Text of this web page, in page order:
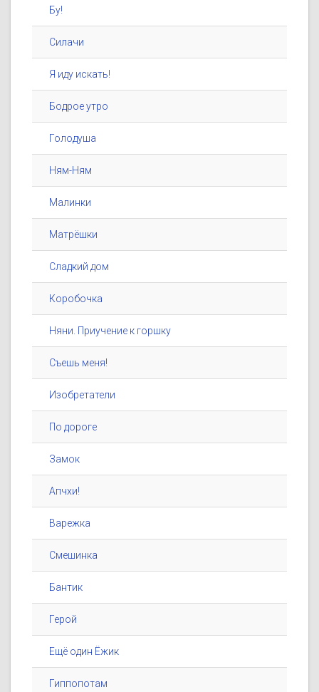
Бу!
Силачи
Я иду искать!
Бодрое утро
Голодуша
Ням-Ням
Малинки
Матрёшки
Сладкий дом
Коробочка
Няни. Приучение к горшку
Съешь меня!
Изобретатели
По дороге
Замок
Апчхи!
Варежка
Смешинка
Бантик
Герой
Ещё один Ёжик
Гиппопотам